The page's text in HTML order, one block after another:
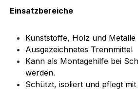
Einsatzbereiche
Kunststoffe, Holz und Metalle
Ausgezeichnetes Trennmittel
Kann als Montagehilfe bei
werden.
Schützt, isoliert und pflegt